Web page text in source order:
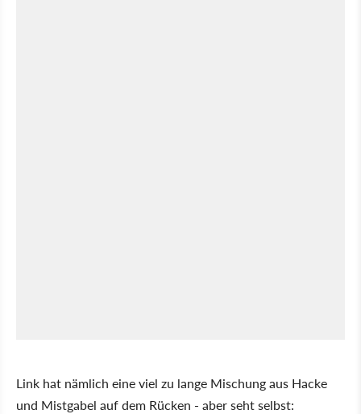
Link hat nämlich eine viel zu lange Mischung aus Hacke
und Mistgabel auf dem Rücken - aber seht selbst: